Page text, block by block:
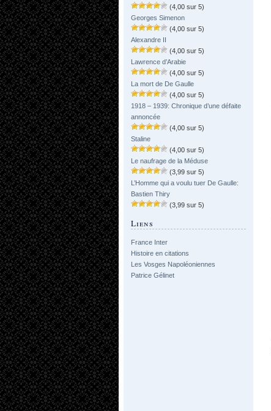
(4,00 sur 5)
Georges Simenon
(4,00 sur 5)
Alexandre II
(4,00 sur 5)
Lawrence d’Arabie
(4,00 sur 5)
La mort de De Gaulle
(4,00 sur 5)
1918 – 1939: Chronique d’une défaite
annoncée
(4,00 sur 5)
Staline
(4,00 sur 5)
Le naufrage de la Méduse
(3,99 sur 5)
L’Homme qui a voulu tuer De Gaulle:
Bastien Thiry
(3,99 sur 5)
Liens
France Inter
Histoire en citations
Les Vosges Napoléoniennes
Patrice Gélinet